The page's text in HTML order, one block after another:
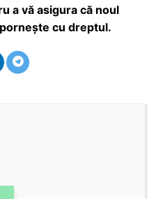
a vă asigura că noul
cu dreptul.